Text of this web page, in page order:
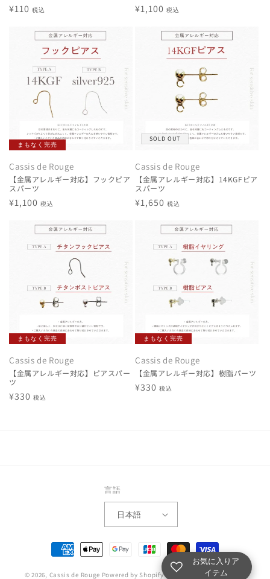
通
¥110 税込
通
¥1,100 税込
まもなく完売
Cassis de Rouge
【金属アレルギー対応】フックピア
スパーツ
通
¥1,100 税込
SOLD OUT
Cassis de Rouge
【金属アレルギー対応】14KGFピア
スパーツ
通
¥1,650 税込
まもなく完売
Cassis de Rouge
【金属アレルギー対応】ピアスパー
ツ
通
¥330 税込
まもなく完売
Cassis de Rouge
【金属アレルギー対応】樹脂パーツ
通
¥330 税込
言語
日本語
決
済
方
© 2026, Cassis de Rouge Powered by Shopify プライバシーポリシー
お気に入りア
イテム